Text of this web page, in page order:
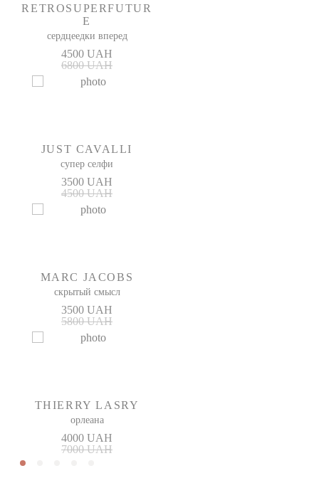
RETROSUPERFUTUR
E
сердцеедки вперед
4500 UAH
6800 UAH
JUST CAVALLI
супер селфи
3500 UAH
4500 UAH
MARC JACOBS
скрытый смысл
3500 UAH
5800 UAH
THIERRY LASRY
орлеана
4000 UAH
7000 UAH